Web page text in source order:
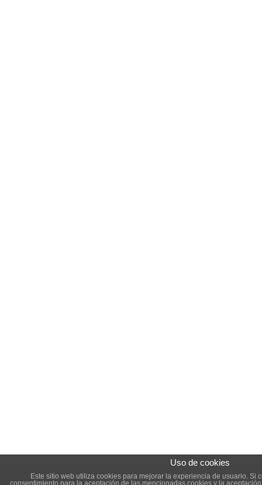
Uso de cookies
Este sitio web utiliza cookies para mejorar la experiencia de usuario. Si
consentimiento para la aceptación de las mencionadas cookies y la